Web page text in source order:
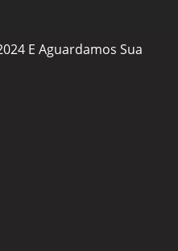
E Aguardamos Sua